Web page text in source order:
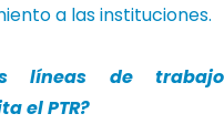
a las instituciones.
líneas de trabajo
el PTR?